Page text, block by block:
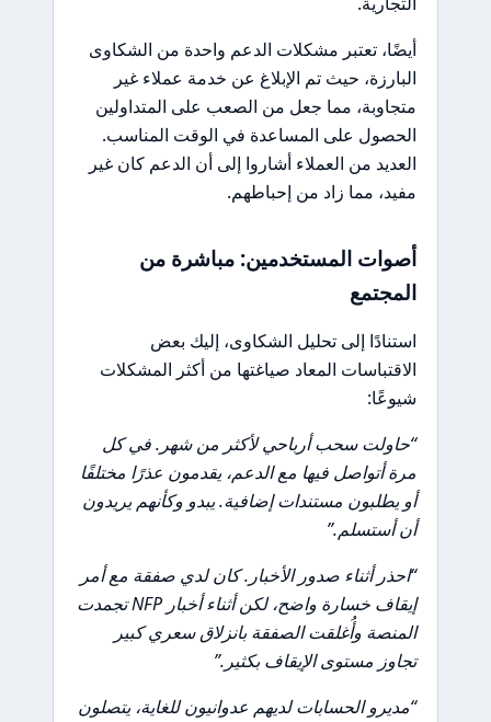
أيضًا، تعتبر مشكلات الدعم واحدة من الشكاوى
البارزة، حيث تم الإبلاغ عن خدمة عملاء غير
متجاوبة، مما جعل من الصعب على المتداولين
الحصول على المساعدة في الوقت المناسب.
العديد من العملاء أشاروا إلى أن الدعم كان غير
مفيد، مما زاد من إحباطهم.
أصوات المستخدمين: مباشرة من
المجتمع
استنادًا إلى تحليل الشكاوى، إليك بعض
الاقتباسات المعاد صياغتها من أكثر المشكلات
شيوعًا:
“حاولت سحب أرباحي لأكثر من شهر. في كل
مرة أتواصل فيها مع الدعم، يقدمون عذرًا مختلفًا
أو يطلبون مستندات إضافية. يبدو وكأنهم يريدون
أن أستسلم.”
“احذر أثناء صدور الأخبار. كان لدي صفقة مع أمر
إيقاف خسارة واضح، لكن أثناء أخبار NFP تجمدت
المنصة وأُغلقت الصفقة بانزلاق سعري كبير
تجاوز مستوى الإيقاف بكثير.”
“مديرو الحسابات لديهم عدوانيون للغاية، يتصلون